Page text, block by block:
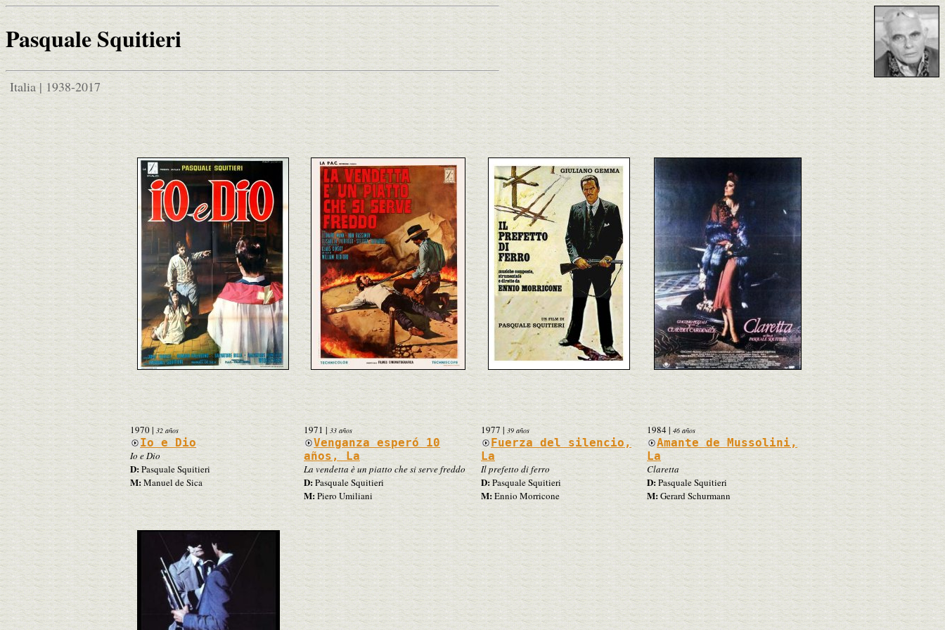
Pasquale Squitieri
Italia | 1938-2017
1970| 32 años
Io e Dio
Io e Dio
D:Pasquale Squitieri
M:Manuel de Sica
1971 | 33 años
Venganza esperó 10
años, La
La vendetta è un piatto che si serve freddo
D:Pasquale Squitieri
M:Piero Umiliani
1977 |39 años
Fuerza del silencio,
La
Il prefetto di ferro
D:Pasquale Squitieri
M:Ennio Morricone
1984| 46 años
Amante de Mussolini,
La
Claretta
D:Pasquale Squitieri
M:Gerard Schurmann